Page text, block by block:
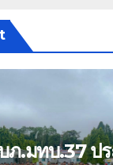
ภ.มทบ.37 ป